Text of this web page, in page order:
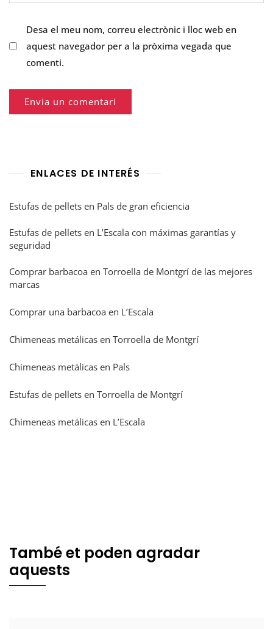
Desa el meu nom, correu electrònic i lloc web en
aquest navegador per a la pròxima vegada que
comenti.
ENLACES DE INTERÉS
Estufas de pellets en Pals de gran eficiencia
Estufas de pellets en L’Escala con máximas garantías y
seguridad
Comprar barbacoa en Torroella de Montgrí de las mejores
marcas
Comprar una barbacoa en L’Escala
Chimeneas metálicas en Torroella de Montgrí
Chimeneas metálicas en Pals
Estufas de pellets en Torroella de Montgrí
Chimeneas metálicas en L’Escala
També et poden agradar
aquests